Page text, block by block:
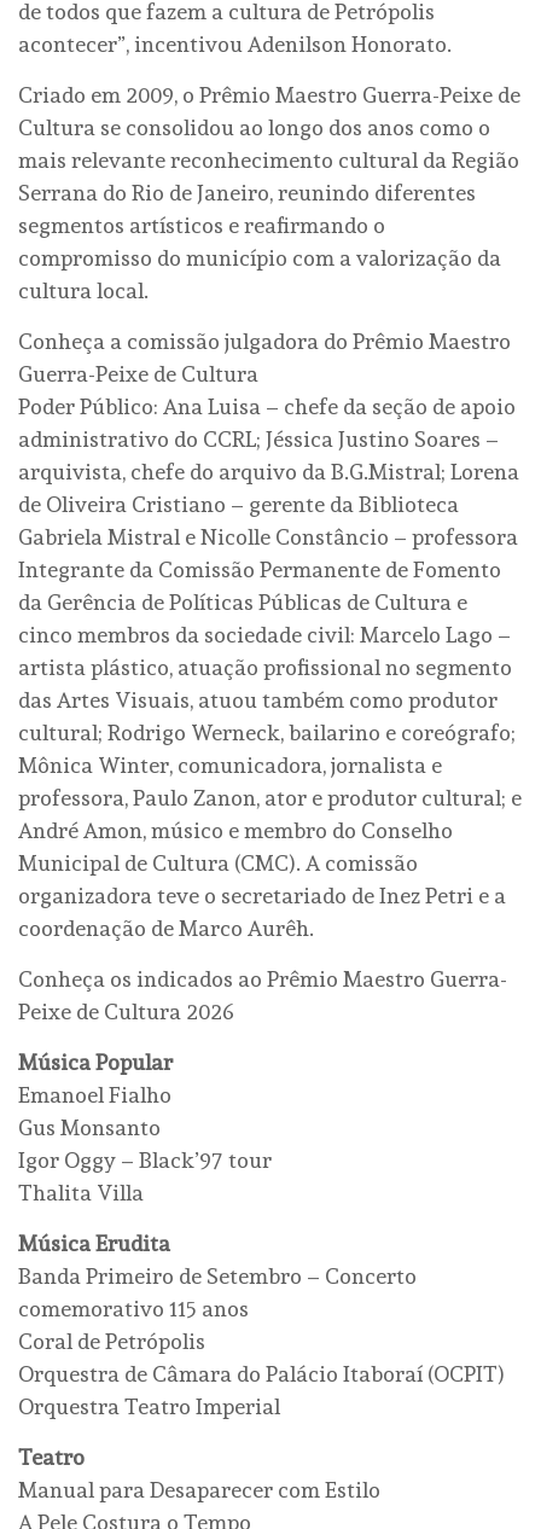
de todos que fazem a cultura de Petrópolis
acontecer”, incentivou Adenilson Honorato.
Criado em 2009, o Prêmio Maestro Guerra-Peixe de
Cultura se consolidou ao longo dos anos como o
mais relevante reconhecimento cultural da Região
Serrana do Rio de Janeiro, reunindo diferentes
segmentos artísticos e reafirmando o
compromisso do município com a valorização da
cultura local.
Conheça a comissão julgadora do Prêmio Maestro
Guerra-Peixe de Cultura
Poder Público: Ana Luisa – chefe da seção de apoio
administrativo do CCRL; Jéssica Justino Soares –
arquivista, chefe do arquivo da B.G.Mistral; Lorena
de Oliveira Cristiano – gerente da Biblioteca
Gabriela Mistral e Nicolle Constâncio – professora
Integrante da Comissão Permanente de Fomento
da Gerência de Políticas Públicas de Cultura e
cinco membros da sociedade civil: Marcelo Lago –
artista plástico, atuação profissional no segmento
das Artes Visuais, atuou também como produtor
cultural; Rodrigo Werneck, bailarino e coreógrafo;
Mônica Winter, comunicadora, jornalista e
professora, Paulo Zanon, ator e produtor cultural; e
André Amon, músico e membro do Conselho
Municipal de Cultura (CMC). A comissão
organizadora teve o secretariado de Inez Petri e a
coordenação de Marco Aurêh.
Conheça os indicados ao Prêmio Maestro Guerra-
Peixe de Cultura 2026
Música Popular
Emanoel Fialho
Gus Monsanto
Igor Oggy – Black’97 tour
Thalita Villa
Música Erudita
Banda Primeiro de Setembro – Concerto
comemorativo 115 anos
Coral de Petrópolis
Orquestra de Câmara do Palácio Itaboraí (OCPIT)
Orquestra Teatro Imperial
Teatro
Manual para Desaparecer com Estilo
A Pele Costura o Tempo